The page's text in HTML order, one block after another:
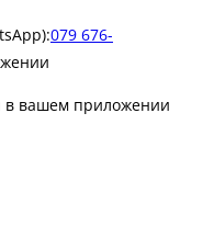
079 676-
в вашем приложении